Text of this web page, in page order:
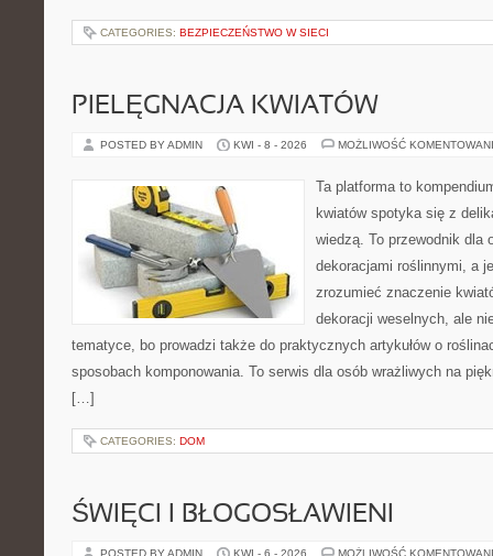
CATEGORIES: BEZPIECZEŃSTWO W SIECI
PIELĘGNACJA KWIATÓW
POSTED BY ADMIN KWI - 8 - 2026 MOŻLIWOŚĆ
Ta platforma to
kwiatów spotyka się z
wiedzą. To przewodnik dla
dekoracjami roślinnymi, a
zrozumieć znaczenie
dekoracji weselnych, ale
tematyce, bo prowadzi także do praktycznych artykułów o
sposobach komponowania. To serwis dla osób wrażliwych na
[…]
CATEGORIES: DOM
ŚWIĘCI I BŁOGOSŁAWIENI
POSTED BY ADMIN KWI - 6 - 2026 MOŻLIWOŚĆ